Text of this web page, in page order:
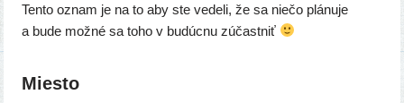
Tento oznam je na to aby ste vede­li, že sa nie­čo plá­nu­je
a bude mož­né sa toho v budúc­nu zúčastniť
Miesto